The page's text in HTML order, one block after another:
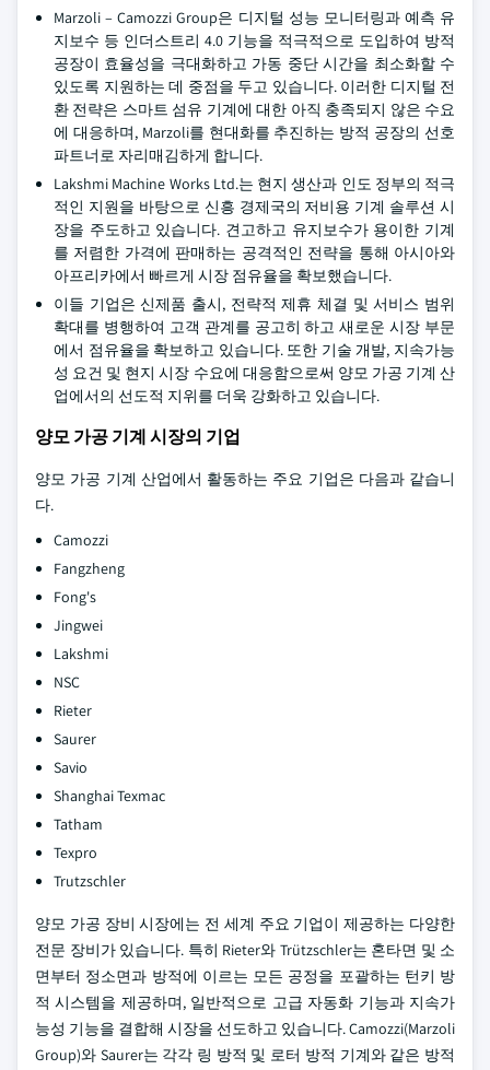
Marzoli – Camozzi Group은 디지털 성능 모니터링과 예측 유
지보수 등 인더스트리 4.0 기능을 적극적으로 도입하여 방적
공장이 효율성을 극대화하고 가동 중단 시간을 최소화할 수
있도록 지원하는 데 중점을 두고 있습니다. 이러한 디지털 전
환 전략은 스마트 섬유 기계에 대한 아직 충족되지 않은 수요
에 대응하며, Marzoli를 현대화를 추진하는 방적 공장의 선호
파트너로 자리매김하게 합니다.
Lakshmi Machine Works Ltd.는 현지 생산과 인도 정부의 적극
적인 지원을 바탕으로 신흥 경제국의 저비용 기계 솔루션 시
장을 주도하고 있습니다. 견고하고 유지보수가 용이한 기계
를 저렴한 가격에 판매하는 공격적인 전략을 통해 아시아와
아프리카에서 빠르게 시장 점유율을 확보했습니다.
이들 기업은 신제품 출시, 전략적 제휴 체결 및 서비스 범위
확대를 병행하여 고객 관계를 공고히 하고 새로운 시장 부문
에서 점유율을 확보하고 있습니다. 또한 기술 개발, 지속가능
성 요건 및 현지 시장 수요에 대응함으로써 양모 가공 기계 산
업에서의 선도적 지위를 더욱 강화하고 있습니다.
양모 가공 기계 시장의 기업
양모 가공 기계 산업에서 활동하는 주요 기업은 다음과 같습니
다.
Camozzi
Fangzheng
Fong's
Jingwei
Lakshmi
NSC
Rieter
Saurer
Savio
Shanghai Texmac
Tatham
Texpro
Trutzschler
양모 가공 장비 시장에는 전 세계 주요 기업이 제공하는 다양한
전문 장비가 있습니다. 특히 Rieter와 Trützschler는 혼타면 및 소
면부터 정소면과 방적에 이르는 모든 공정을 포괄하는 턴키 방
적 시스템을 제공하며, 일반적으로 고급 자동화 기능과 지속가
능성 기능을 결합해 시장을 선도하고 있습니다. Camozzi(Marzoli
Group)와 Saurer는 각각 링 방적 및 로터 방적 기계와 같은 방적